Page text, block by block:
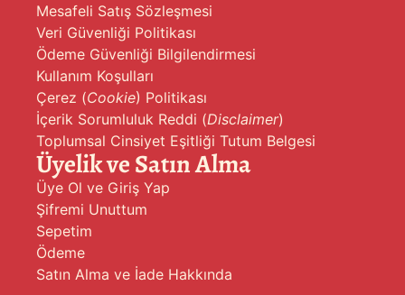
Mesafeli Satış Sözleşmesi
Veri Güvenliği Politikası
Ödeme Güvenliği Bilgilendirmesi
Kullanım Koşulları
Çerez (Cookie) Politikası
İçerik Sorumluluk Reddi (Disclaimer)
Toplumsal Cinsiyet Eşitliği Tutum Belgesi
Üyelik ve Satın Alma
Üye Ol ve Giriş Yap
Şifremi Unuttum
Sepetim
Ödeme
Satın Alma ve İade Hakkında